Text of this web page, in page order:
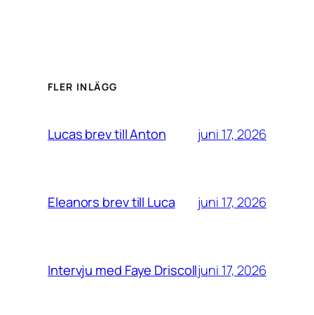
FLER INLÄGG
Lucas brev till Anton juni 17, 2026
Eleanors brev till Luca juni 17, 2026
Intervju med Faye Driscolljuni 17, 2026